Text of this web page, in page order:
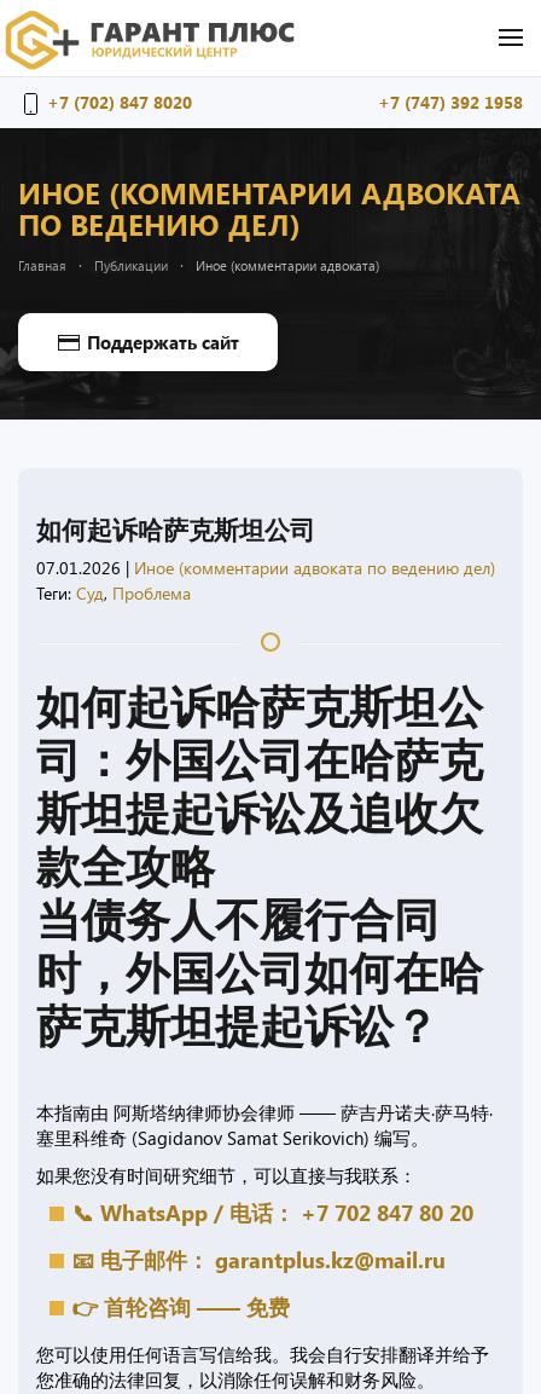
+7 (702) 847 8020 +7 (747) 392 1958
ИНОЕ (КОММЕНТАРИИ АДВОКАТА
ПО ВЕДЕНИЮ ДЕЛ)
Главная Публикации Иное (комментарии адвоката)
Поддержать сайт
如何起诉哈萨克斯坦公司
07.01.2026 | Иное (комментарии адвоката по ведению дел)
Теги: Суд, Проблема
如何起诉哈萨克斯坦公
司：外国公司在哈萨克
斯坦提起诉讼及追收欠
款全攻略
当债务人不履行合同
时，外国公司如何在哈
萨克斯坦提起诉讼？
本指南由 阿斯塔纳律师协会律师 —— 萨吉丹诺夫·萨马特·
塞里科维奇 (Sagidanov Samat Serikovich) 编写。
如果您没有时间研究细节，可以直接与我联系：
📞 WhatsApp / 电话： +7 702 847 80 20
📧 电子邮件： garantplus.kz@mail.ru
👉 首轮咨询 —— 免费
您可以使用任何语言写信给我。我会自行安排翻译并给予
您准确的法律回复，以消除任何误解和财务风险。